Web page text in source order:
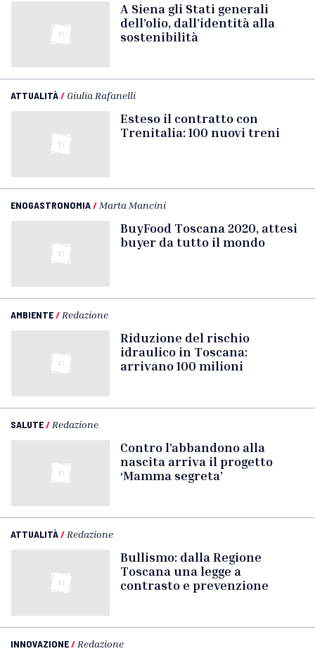
A Siena gli Stati generali
dell’olio, dall’identità alla
sostenibilità
ATTUALITÀ/ Giulia Rafanelli
Esteso il contratto con
Trenitalia: 100 nuovi treni
ENOGASTRONOMIA/ Marta Mancini
BuyFood Toscana 2020, attesi
buyer da tutto il mondo
AMBIENTE/ Redazione
Riduzione del rischio
idraulico in Toscana:
arrivano 100 milioni
SALUTE/ Redazione
Contro l’abbandono alla
nascita arriva il progetto
‘Mamma segreta’
ATTUALITÀ/ Redazione
Bullismo: dalla Regione
Toscana una legge a
contrasto e prevenzione
INNOVAZIONE/ Redazione